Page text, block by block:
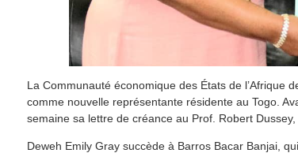
La Communauté économique des États de l’Afrique
comme nouvelle représentante résidente au Togo.
semaine sa lettre de créance au Prof. Robert
Deweh Emily Gray succède à Barros Bacar Banjai,